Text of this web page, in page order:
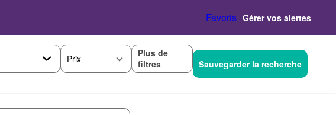
Favoris Gérer vos alertes
Prix
Plus de
filtres
Sauvegarder la recherche